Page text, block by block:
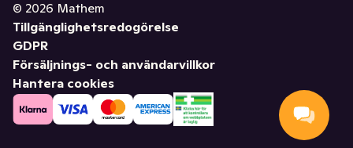
© 2026 Mathem
Tillgänglighetsredogörelse
GDPR
Försäljnings- och användarvillkor
Hantera cookies